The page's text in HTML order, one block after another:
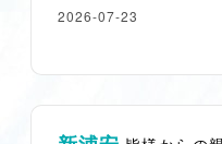
2026-07-23